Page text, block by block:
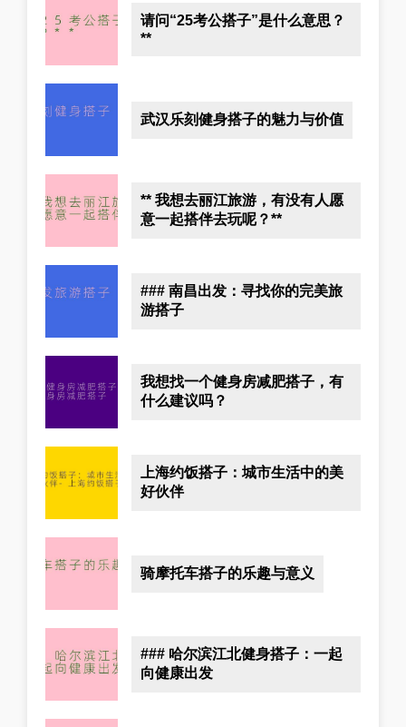
请问“25考公搭子”是什么意思？
**
武汉乐刻健身搭子的魅力与价值
** 我想去丽江旅游，有没有人愿
意一起搭伴去玩呢？**
### 南昌出发：寻找你的完美旅
游搭子
我想找一个健身房减肥搭子，有
什么建议吗？
上海约饭搭子：城市生活中的美
好伙伴
骑摩托车搭子的乐趣与意义
### 哈尔滨江北健身搭子：一起
向健康出发